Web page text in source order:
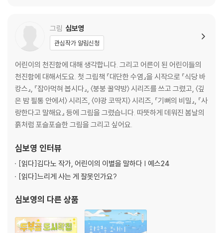
그림 심보영
관심작가 알림신청
어린이의 천진함에 대해 생각합니다. 그리고 어른이 된 어린이들의
천진함에 대해서도요. 첫 그림책 『대단한 수염』을 시작으로 『식당 바
캉스』, 『잡아먹혀 봅시다』, 〈붕붕 꿀약방〉 시리즈를 쓰고 그렸고, 〈깊
은 밤 필통 안에서〉 시리즈, 〈야광 코딱지〉 시리즈, 『기뻐의 비밀』, 『사
랑한다고 말해요』 등에 그림을 그렸습니다. 따뜻하게 데워진 봄날의
흙처럼 포슬포슬한 그림을 그리고 싶어요.
심보영 인터뷰
[읽다]김다노 작가, 어린이의 이별을 말하다 | 예스24
[읽다]느리게 사는 게 잘못인가요?
심보영의 다른 상품